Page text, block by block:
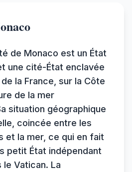
de Monaco est un État
une cité-État enclavée
la France, sur la Côte
de la mer
situation géographique
coincée entre les
et la mer, ce qui en fait
petit État indépendant
le Vatican. La